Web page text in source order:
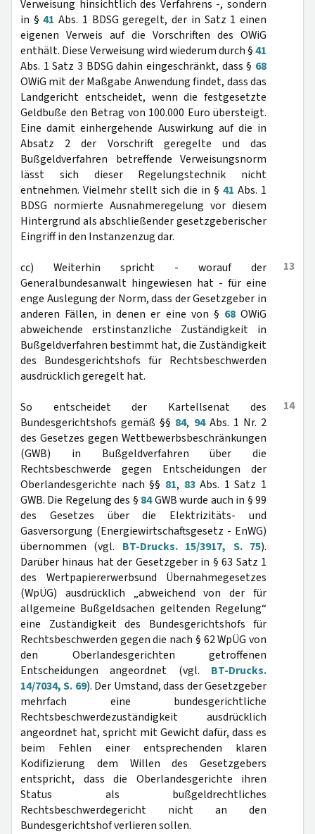
Verweisung hinsichtlich des Verfahrens -, sondern
in §41 Abs. 1 BDSG geregelt, der in Satz 1 einen
eigenen Verweis auf die Vorschriften des OWiG
enthält. Diese Verweisung wird wiederum durch §41
Abs. 1 Satz 3 BDSG dahin eingeschränkt, dass § 68
OWiG mit der Maßgabe Anwendung findet, dass das
Landgericht entscheidet, wenn die festgesetzte
Geldbuße den Betrag von 100.000 Euro übersteigt.
Eine damit einhergehende Auswirkung auf die in
Absatz 2 der Vorschrift geregelte und das
Bußgeldverfahren betreffende Verweisungsnorm
lässt sich dieser Regelungstechnik nicht
entnehmen. Vielmehr stellt sich die in § 41 Abs. 1
BDSG normierte Ausnahmeregelung vor diesem
Hintergrund als abschließender gesetzgeberischer
Eingriff in den Instanzenzug dar.
13
cc) Weiterhin spricht - worauf der
Generalbundesanwalt hingewiesen hat - für eine
enge Auslegung der Norm, dass der Gesetzgeber in
anderen Fällen, in denen er eine von § 68OWiG
abweichende erstinstanzliche Zuständigkeit in
Bußgeldverfahren bestimmt hat, die Zuständigkeit
des Bundesgerichtshofs für Rechtsbeschwerden
ausdrücklich geregelt hat.
14
So entscheidet der Kartellsenat des
Bundesgerichtshofs gemäß §§ 84, 94Abs. 1 Nr. 2
des Gesetzes gegen Wettbewerbsbeschränkungen
(GWB) in Bußgeldverfahren über die
Rechtsbeschwerde gegen Entscheidungen der
Oberlandesgerichte nach §§ 81, 83Abs. 1 Satz 1
GWB. Die Regelung des § 84GWB wurde auch in § 99
des Gesetzes über die Elektrizitäts- und
Gasversorgung (Energiewirtschaftsgesetz - EnWG)
übernommen (vgl. BT-Drucks. 15/3917, S. 75).
Darüber hinaus hat der Gesetzgeber in § 63 Satz 1
des Wertpapiererwerbsund Übernahmegesetzes
(WpÜG) ausdrücklich „abweichend von der für
allgemeine Bußgeldsachen geltenden Regelung“
eine Zuständigkeit des Bundesgerichtshofs für
Rechtsbeschwerden gegen die nach § 62 WpÜG von
den Oberlandesgerichten getroffenen
Entscheidungen angeordnet (vgl. BT-Drucks.
14/7034, S. 69). Der Umstand, dass der Gesetzgeber
mehrfach eine bundesgerichtliche
Rechtsbeschwerdezuständigkeit ausdrücklich
angeordnet hat, spricht mit Gewicht dafür, dass es
beim Fehlen einer entsprechenden klaren
Kodifizierung dem Willen des Gesetzgebers
entspricht, dass die Oberlandesgerichte ihren
Status als bußgeldrechtliches
Rechtsbeschwerdegericht nicht an den
Bundesgerichtshof verlieren sollen.